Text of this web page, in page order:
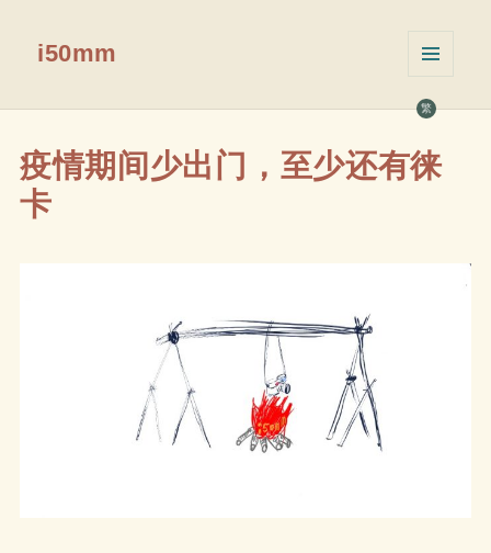
繁
i50mm
挂件
疫情期间少出门，至少还有徕
卡